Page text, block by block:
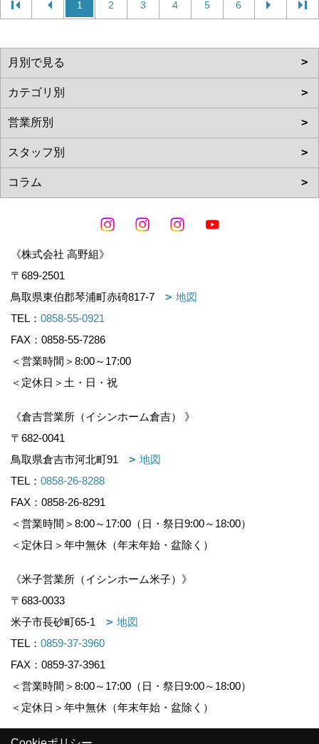
1 2 3 4 5 6
《株式会社 高野組》
〒689-2501
鳥取県東伯郡琴浦町赤碕817-7
地図
TEL： 0858-55-0921
FAX：0858-55-7286
＜営業時間＞8:00～17:00
＜定休日＞土・日・祝
《倉吉営業所（イシンホーム倉吉） 》
〒682-0041
鳥取県倉吉市河北町91
地図
TEL： 0858-26-8288
FAX：0858-26-8291
＜営業時間＞8:00～17:00（日・祭日9:00～18:00）
＜定休日＞年中無休（年末年始・盆除く）
《米子営業所（イシンホーム米子）》
〒683-0033
米子市長砂町65-1
地図
TEL： 0859-37-3960
FAX：0859-37-3961
＜営業時間＞8:00～17:00（日・祭日9:00～18:00）
＜定休日＞年中無休（年末年始・盆除く）